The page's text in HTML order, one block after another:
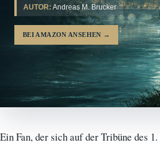
AUTOR: Andreas M. Brucker
BEI AMAZON ANSEHEN →
Ein Fan, der sich auf der Tribüne des